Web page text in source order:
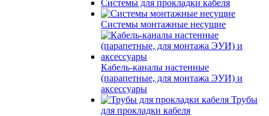
Системы для прокладки кабеля
Системы монтажные несущие
Кабель-каналы настенные
(парапетные, для монтажа ЭУИ) и
аксессуары
Трубы
для прокладки кабеля